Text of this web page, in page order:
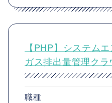
【PHP】システム
ガス排出量管理ク
職種